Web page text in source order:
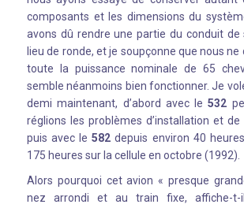
composants et les dimensions du
avons dû rendre une partie du conduit de
lieu de ronde, et je soupçonne que nous ne
toute la puissance nominale de 65
semble néanmoins bien fonctionner. Je
demi maintenant, d’abord avec le532
réglions les problèmes d’installation et
puis avec le582 depuis environ 40
175 heures sur la cellule en octobre (1992).
Alors pourquoi cet avion « presque
nez arrondi et au train fixe, affiche-